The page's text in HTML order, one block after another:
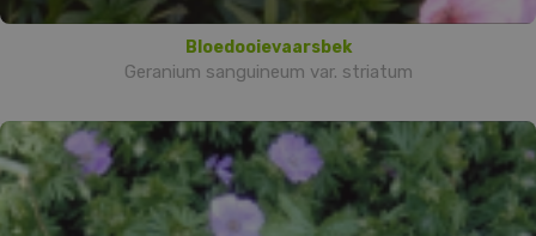
Bloedooievaarsbek
Geranium sanguineum var. striatum